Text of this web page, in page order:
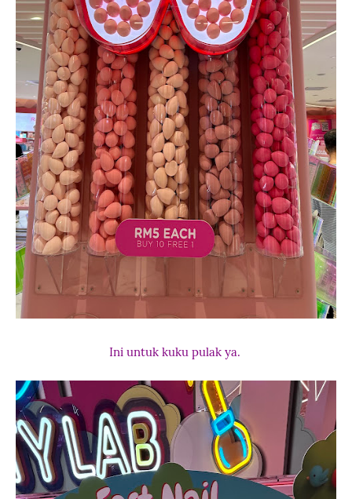
Ini untuk kuku pulak ya.